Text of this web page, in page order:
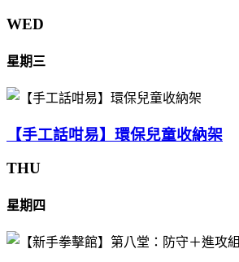
WED
星期三
【手工話咁易】環保兒童收納架
THU
星期四